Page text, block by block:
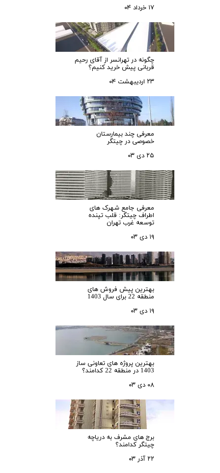
۱۷ خرداد ۰۴
چگونه در تهرانسر از آقای رحیم
قربانی پیش خرید کنیم؟
۲۳ اردیبهشت ۰۴
معرفی چند بیمارستان
خصوصی در چیتگر
۲۵ دی ۰۳
معرفی جامع شهرک‌ های
اطراف چیتگر: قلب تپنده
توسعه غرب تهران
۱۹ دی ۰۳
بهترین پیش فروش های
منطقه 22 برای سال 1403
۱۹ دی ۰۳
بهترین پروژه های تعاونی ساز
1403 در منطقه 22 کدامند؟
۰۸ دی ۰۳
برج های مشرف به دریاچه
چیتگر کدامند؟
۲۲ آذر ۰۳